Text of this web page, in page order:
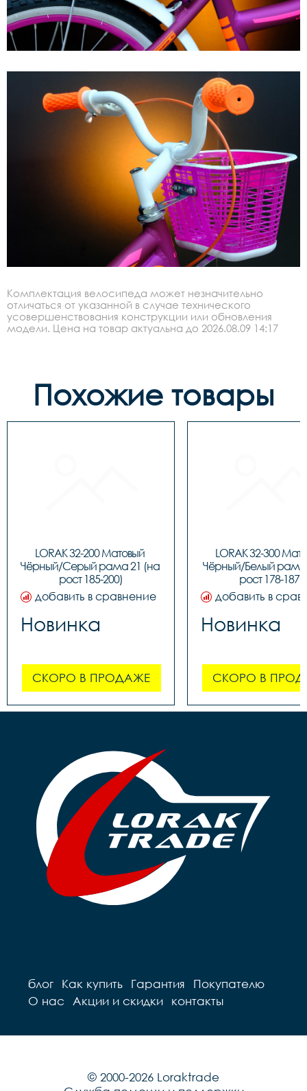
Комплектация велосипеда может незначительно
отличаться от указанной в случае технического
усовершенствования конструкции или обновления
модели. Цена на товар актуальна до 2026.08.09 14:17
Похожие товары
LORAK 32-200 Матовый
Чёрный/Серый рама 21 (на
рост 185-200)
добавить в сравнение
Новинка
СКОРО В ПРОДАЖЕ
LORAK 32-300
Чёрный/Белый рама
рост 178-187)
добавить в
Новинка
СКОРО В
блог Как купить Гарантия
Покупателю
О нас
Акции и скидки контакты
© 2000-2026 Loraktrade